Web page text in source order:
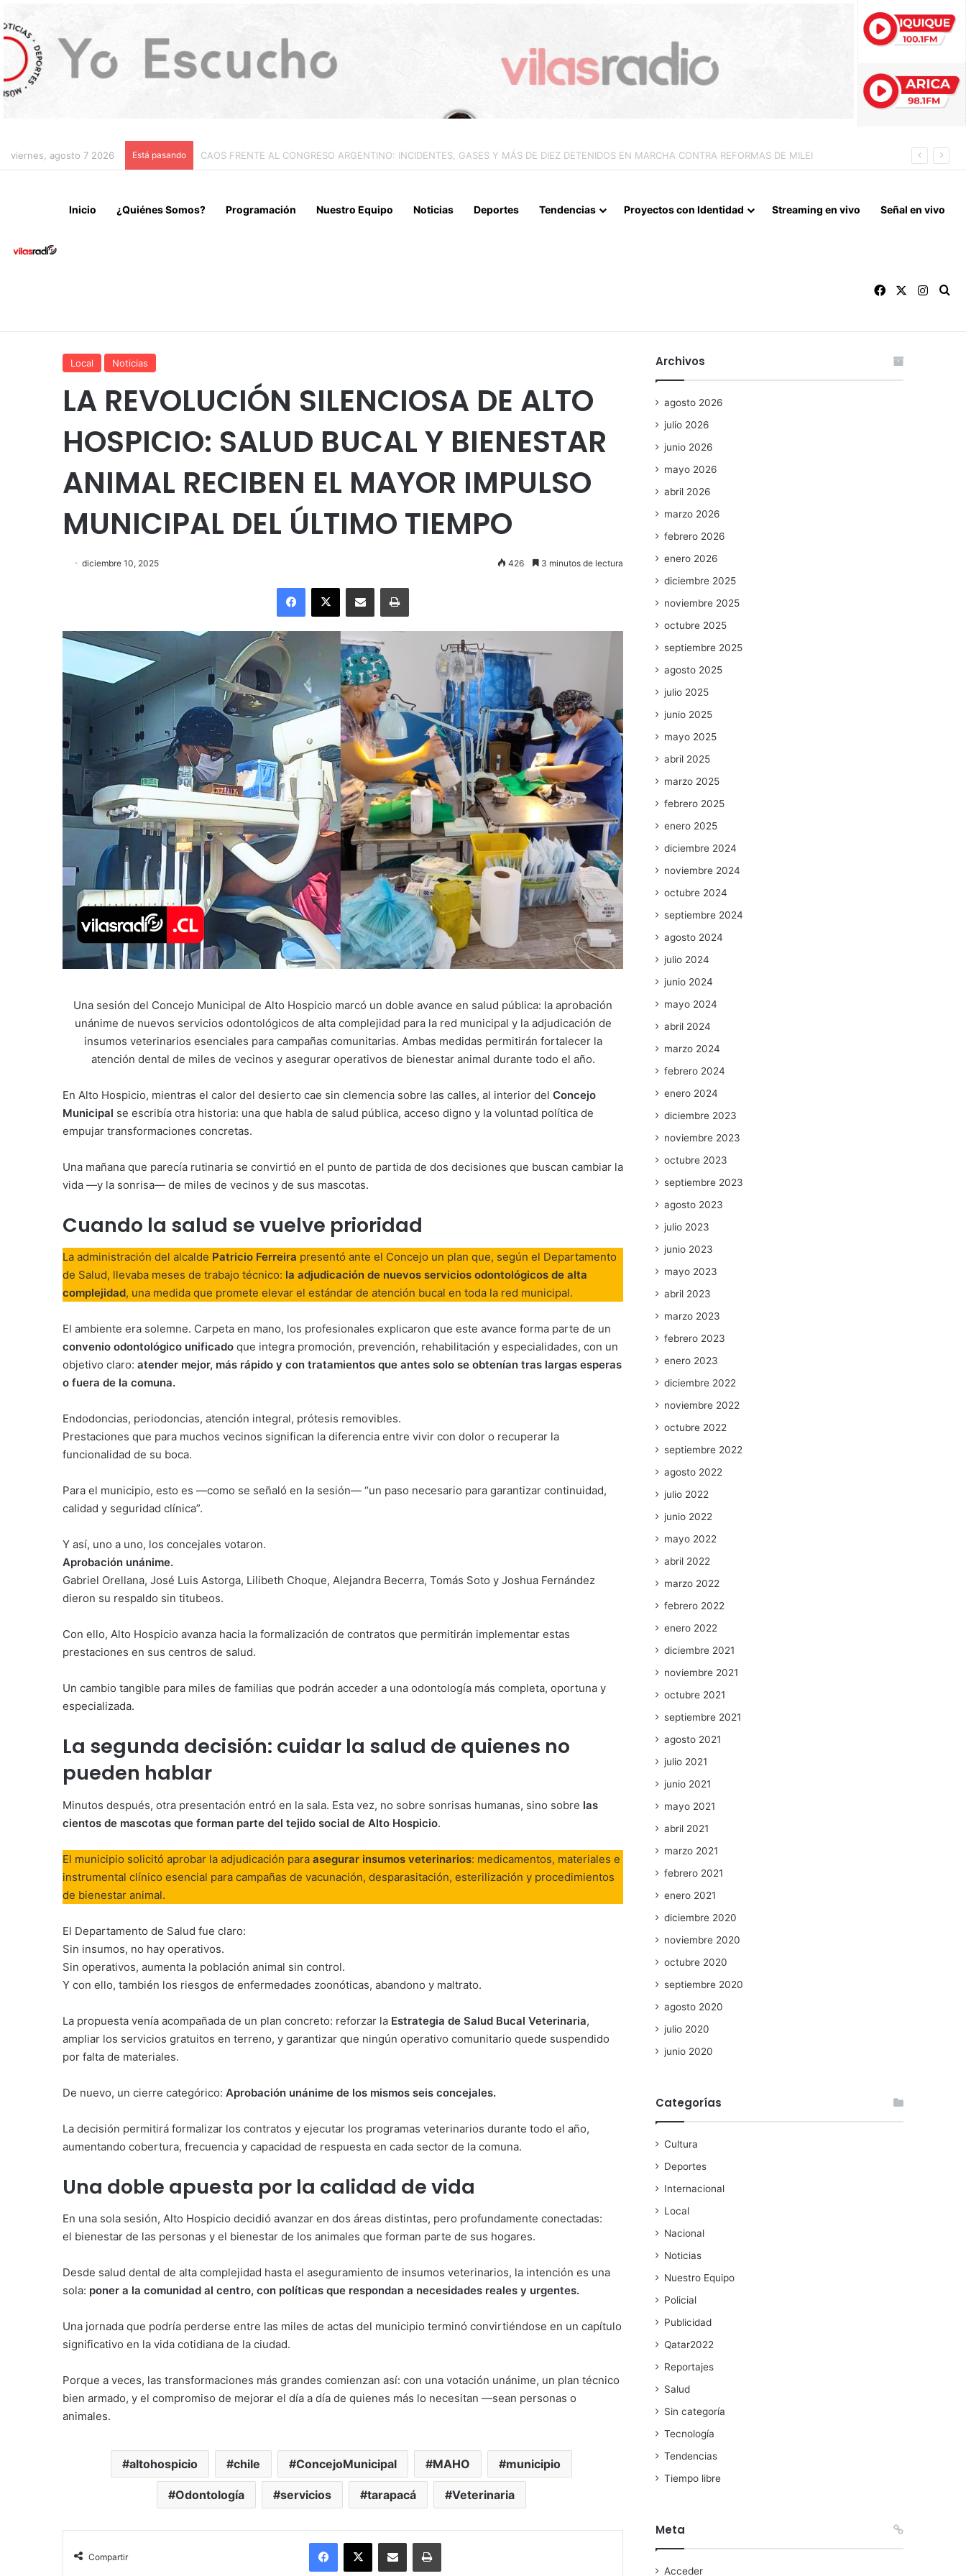
viernes, agosto 7 2026 Está pasando CHILE Y VENEZUELA OFICIALIZAN EL REINICIO DE RELACIONES CONSULARES Y AVANZAN HACIA LA NORMALIZACIÓN DE VÍNCULOS BILATERALES
Inicio ¿Quiénes Somos? Programación Nuestro Equipo Noticias Deportes Tendencias Proyectos con Identidad Streaming en vivo Señal en vivo
Facebook
Local Noticias
LA REVOLUCIÓN SILENCIOSA DE ALTO
HOSPICIO: SALUD BUCAL Y BIENESTAR
ANIMAL RECIBEN EL MAYOR IMPULSO
MUNICIPAL DEL ÚLTIMO TIEMPO
diciembre 10, 2025 426 3 minutos de lectura
Facebook
X Enviar vía email Imprimir
Una sesión del Concejo Municipal de Alto Hospicio marcó un doble avance en salud pública: la aprobación
unánime de nuevos servicios odontológicos de alta complejidad para la red municipal y la adjudicación de
insumos veterinarios esenciales para campañas comunitarias. Ambas medidas permitirán fortalecer la
atención dental de miles de vecinos y asegurar operativos de bienestar animal durante todo el año.
En Alto Hospicio, mientras el calor del desierto cae sin clemencia sobre las calles, al interior del Concejo
Municipal se escribía otra historia: una que habla de salud pública, acceso digno y la voluntad política de
empujar transformaciones concretas.
Una mañana que parecía rutinaria se convirtió en el punto de partida de dos decisiones que buscan cambiar la
vida —y la sonrisa— de miles de vecinos y de sus mascotas.
Cuando la salud se vuelve prioridad
La administración del alcalde Patricio Ferreira presentó ante el Concejo un plan que, según el Departamento
de Salud, llevaba meses de trabajo técnico: la adjudicación de nuevos servicios odontológicos de alta
complejidad, una medida que promete elevar el estándar de atención bucal en toda la red municipal.
El ambiente era solemne. Carpeta en mano, los profesionales explicaron que este avance forma parte de un
convenio odontológico unificado que integra promoción, prevención, rehabilitación y especialidades, con un
objetivo claro: atender mejor, más rápido y con tratamientos que antes solo se obtenían tras largas esperas
o fuera de la comuna.
Endodoncias, periodoncias, atención integral, prótesis removibles.
Prestaciones que para muchos vecinos significan la diferencia entre vivir con dolor o recuperar la
funcionalidad de su boca.
Para el municipio, esto es —como se señaló en la sesión— “un paso necesario para garantizar continuidad,
calidad y seguridad clínica”.
Y así, uno a uno, los concejales votaron.
Aprobación unánime.
Gabriel Orellana, José Luis Astorga, Lilibeth Choque, Alejandra Becerra, Tomás Soto y Joshua Fernández
dieron su respaldo sin titubeos.
Con ello, Alto Hospicio avanza hacia la formalización de contratos que permitirán implementar estas
prestaciones en sus centros de salud.
Un cambio tangible para miles de familias que podrán acceder a una odontología más completa, oportuna y
especializada.
La segunda decisión: cuidar la salud de quienes no
pueden hablar
Minutos después, otra presentación entró en la sala. Esta vez, no sobre sonrisas humanas, sino sobre las
cientos de mascotas que forman parte del tejido social de Alto Hospicio.
El municipio solicitó aprobar la adjudicación para asegurar insumos veterinarios: medicamentos, materiales e
instrumental clínico esencial para campañas de vacunación, desparasitación, esterilización y procedimientos
de bienestar animal.
El Departamento de Salud fue claro:
Sin insumos, no hay operativos.
Sin operativos, aumenta la población animal sin control.
Y con ello, también los riesgos de enfermedades zoonóticas, abandono y maltrato.
La propuesta venía acompañada de un plan concreto: reforzar la Estrategia de Salud Bucal Veterinaria,
ampliar los servicios gratuitos en terreno, y garantizar que ningún operativo comunitario quede suspendido
por falta de materiales.
De nuevo, un cierre categórico: Aprobación unánime de los mismos seis concejales.
La decisión permitirá formalizar los contratos y ejecutar los programas veterinarios durante todo el año,
aumentando cobertura, frecuencia y capacidad de respuesta en cada sector de la comuna.
Una doble apuesta por la calidad de vida
En una sola sesión, Alto Hospicio decidió avanzar en dos áreas distintas, pero profundamente conectadas:
el bienestar de las personas y el bienestar de los animales que forman parte de sus hogares.
Desde salud dental de alta complejidad hasta el aseguramiento de insumos veterinarios, la intención es una
sola: poner a la comunidad al centro, con políticas que respondan a necesidades reales y urgentes.
Una jornada que podría perderse entre las miles de actas del municipio terminó convirtiéndose en un capítulo
significativo en la vida cotidiana de la ciudad.
Porque a veces, las transformaciones más grandes comienzan así: con una votación unánime, un plan técnico
bien armado, y el compromiso de mejorar el día a día de quienes más lo necesitan —sean personas o
animales.
altohospicio chile ConcejoMunicipal MAHO municipio
Odontología servicios tarapacá Veterinaria
Compartir
Facebook
X Enviar vía email Imprimir
Archivos
agosto 2026
julio 2026
junio 2026
mayo 2026
abril 2026
marzo 2026
febrero 2026
enero 2026
diciembre 2025
noviembre 2025
octubre 2025
septiembre 2025
agosto 2025
julio 2025
junio 2025
mayo 2025
abril 2025
marzo 2025
febrero 2025
enero 2025
diciembre 2024
noviembre 2024
octubre 2024
septiembre 2024
agosto 2024
julio 2024
junio 2024
mayo 2024
abril 2024
marzo 2024
febrero 2024
enero 2024
diciembre 2023
noviembre 2023
octubre 2023
septiembre 2023
agosto 2023
julio 2023
junio 2023
mayo 2023
abril 2023
marzo 2023
febrero 2023
enero 2023
diciembre 2022
noviembre 2022
octubre 2022
septiembre 2022
agosto 2022
julio 2022
junio 2022
mayo 2022
abril 2022
marzo 2022
febrero 2022
enero 2022
diciembre 2021
noviembre 2021
octubre 2021
septiembre 2021
agosto 2021
julio 2021
junio 2021
mayo 2021
abril 2021
marzo 2021
febrero 2021
enero 2021
diciembre 2020
noviembre 2020
octubre 2020
septiembre 2020
agosto 2020
julio 2020
junio 2020
Categorías
Cultura
Deportes
Internacional
Local
Nacional
Noticias
Nuestro Equipo
Policial
Publicidad
Qatar2022
Reportajes
Salud
Sin categoría
Tecnología
Tendencias
Tiempo libre
Meta
Acceder